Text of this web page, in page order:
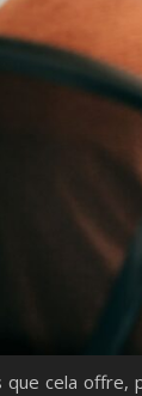
que cela